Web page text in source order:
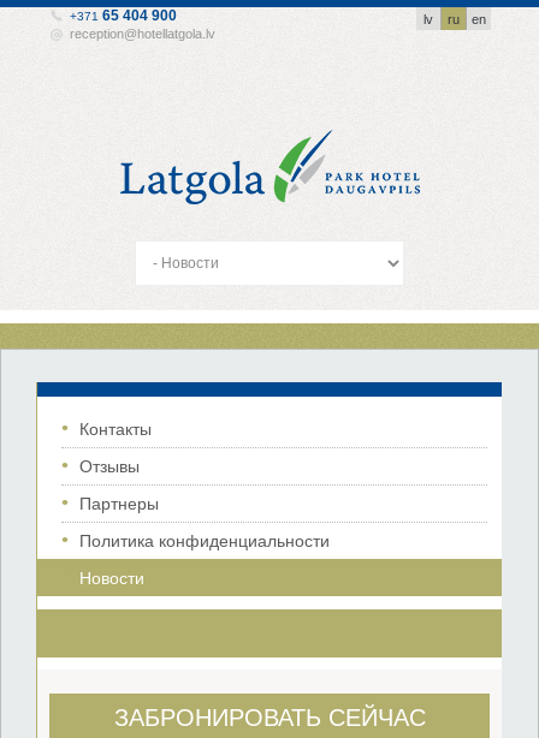
lv ru en
+371 65 404 900
reception@hotellatgola.lv
Контакты
Отзывы
Партнеры
Политика конфиденциальности
Новости
ЗАБРОНИРОВАТЬ СЕЙЧАС